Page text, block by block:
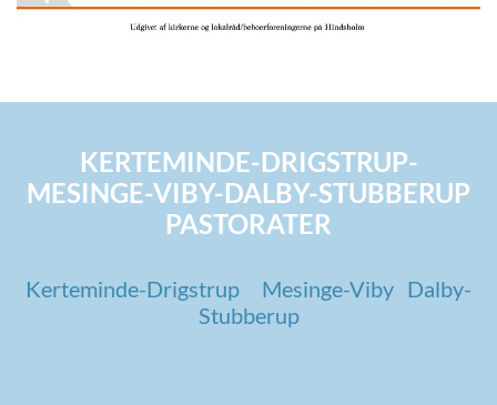
KERTEMINDE-DRIGSTRUP-
MESINGE-VIBY-DALBY-STUBBERUP
PASTORATER
Kerteminde-Drigstrup Mesinge-Viby Dalby-
Stubberup